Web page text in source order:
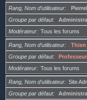
Rang, Nom d’utilisateur
Groupe par défaut
Modérateur
Tous les forums
Rang, Nom d’utilisateur
Thien
Groupe par défaut
Modérateur
Tous les forums
Rang, Nom d’utilisateur Site
Groupe par défaut